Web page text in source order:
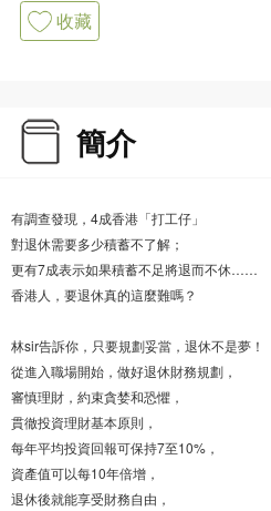
收藏
簡介
有調查發現，4成香港「打工仔」
對退休需要多少積蓄不了解；
更有7成表示如果積蓄不足將退而不休……
香港人，要退休真的這麼難嗎？
林sir告訴你，只要規劃妥當，退休不是夢！
從進入職場開始，做好退休財務規劃，
審慎理財，約束貪婪和恐懼，
貫徹投資理財基本原則，
每年平均投資回報可保持7至10%，
資產值可以每10年倍增，
退休後就能享受財務自由，